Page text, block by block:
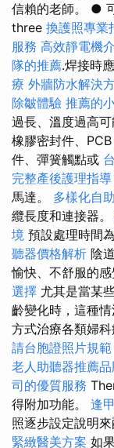
信賴的老師。 ●
three 換護照專業
服務 高效靜電機
隊的推薦.焊接時
療 外牆防水解決
除皺體驗 推薦的
過長、溫度過高
橡膠密封件、PCB
件、彈簧觸點或
完整產後護理指導
馬達。 多樣化自
纜長度和連接器。
境 預設處理時間
聽器價格解析 陰
愉快、不舒服的
選擇 尤其是當某
齡變化時，這種
方式治療各類婦
請台胞證照片規範
老人助聽器推薦
司的優質服務
得附加功能。 逢
照逐步設定說明來
緊緻醫美方案 如